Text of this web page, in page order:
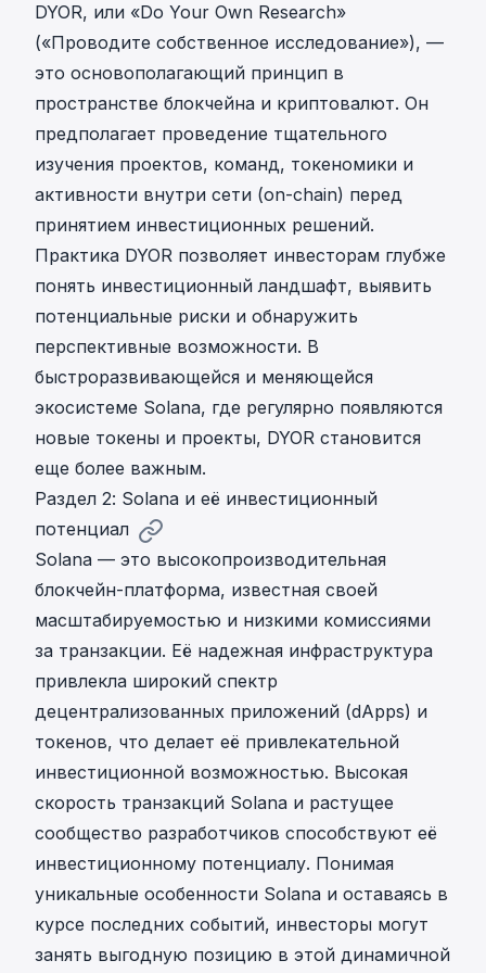
DYOR, или «Do Your Own Research»
(«Проводите собственное исследование»), —
это основополагающий принцип в
пространстве блокчейна и криптовалют. Он
предполагает проведение тщательного
изучения проектов, команд, токеномики и
активности внутри сети (on-chain) перед
принятием инвестиционных решений.
Практика DYOR позволяет инвесторам глубже
понять инвестиционный ландшафт, выявить
потенциальные риски и обнаружить
перспективные возможности. В
быстроразвивающейся и меняющейся
экосистеме Solana, где регулярно появляются
новые токены и проекты, DYOR становится
еще более важным.
Раздел 2: Solana и её инвестиционный
потенциал
Solana — это высокопроизводительная
блокчейн-платформа, известная своей
масштабируемостью и низкими комиссиями
за транзакции. Её надежная инфраструктура
привлекла широкий спектр
децентрализованных приложений (dApps) и
токенов, что делает её привлекательной
инвестиционной возможностью. Высокая
скорость транзакций Solana и растущее
сообщество разработчиков способствуют её
инвестиционному потенциалу. Понимая
уникальные особенности Solana и оставаясь в
курсе последних событий, инвесторы могут
занять выгодную позицию в этой динамичной